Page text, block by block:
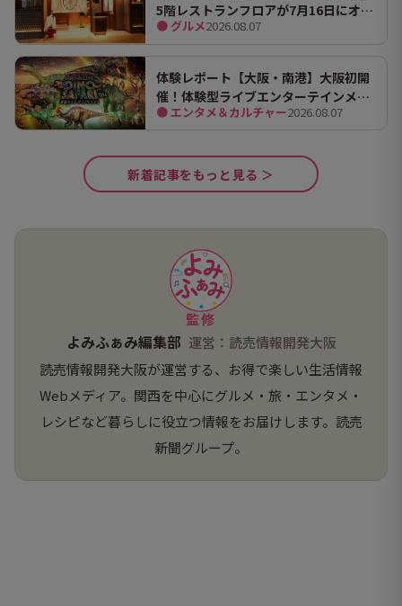
5階レストランフロアが7月16日にオー
プン！ 全国初・関西初出店を含む多彩
な9店舗
● グルメ2026.08.07
体験レポート【大阪・南港】大阪初開
催！体験型ライブエンターテインメン
ト「DINO SAFARI（ディノ サファリ）
2026」で、大迫力の恐竜の世界を体験
してきました。
● エンタメ＆カルチャー2026.08.07
新着記事をもっと見る ＞
監修
よみふぁみ編集部 運営：読売情報開発大阪
読売情報開発大阪が運営する、お得で楽しい生活情報
Webメディア。関西を中心にグルメ・旅・エンタメ・
レシピなど暮らしに役立つ情報をお届けします。読売
新聞グループ。